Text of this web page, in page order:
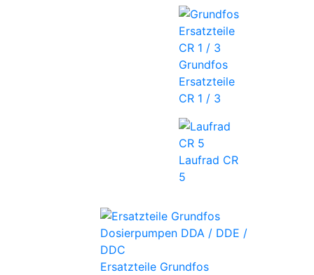
Grundfos
Ersatzteile
CR 1 / 3
Laufrad CR
5
Ersatzteile Grundfos